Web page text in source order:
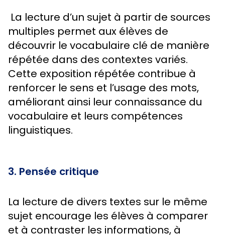
La lecture d’un sujet à partir de sources
multiples permet aux élèves de
découvrir le vocabulaire clé de manière
répétée dans des contextes variés.
Cette exposition répétée contribue à
renforcer le sens et l’usage des mots,
améliorant ainsi leur connaissance du
vocabulaire et leurs compétences
linguistiques.
3. Pensée critique
La lecture de divers textes sur le même
sujet encourage les élèves à comparer
et à contraster les informations, à